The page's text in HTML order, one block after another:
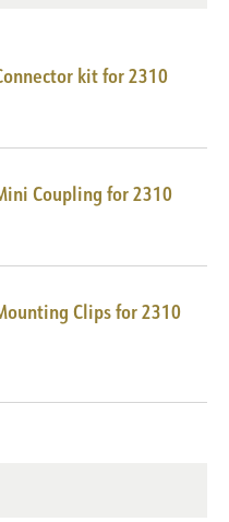
kit for 2310
Coupling for 2310
Clips for 2310